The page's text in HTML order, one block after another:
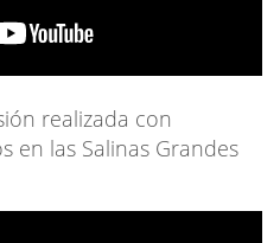
realizada con
en las Salinas Grandes